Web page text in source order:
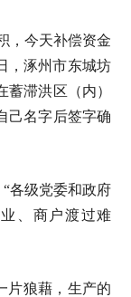
，今天补偿资金
，涿州市东城坊
滞洪区（内）
己名字后签字确
各级党委和政府
、商户渡过难
片狼藉，生产的